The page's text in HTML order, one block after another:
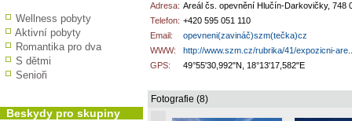
Wellness pobyty
Aktivní pobyty
Romantika pro dva
S dětmi
Senioři
Beskydy pro skupiny
Adresa: Areál čs. opevnění Hlučín-Darkovičky, 748
Telefon: +420 595 051 110
Email:
opevneni(zavináč)szm(tečka)cz
WWW:
http://www.szm.cz/rubrika/41/expozicni-
GPS:
49°55'30,992"N, 18°13'17,582"E
Fotografie (8)